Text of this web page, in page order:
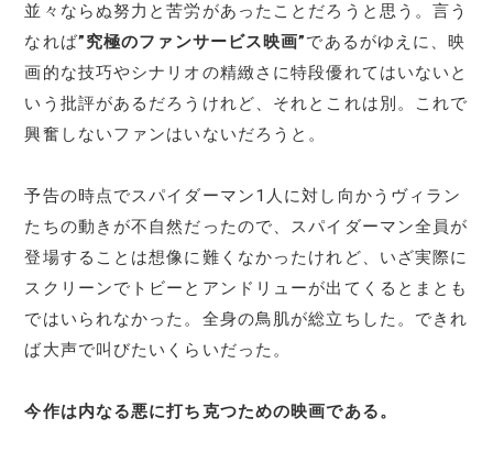
並々ならぬ努力と苦労があったことだろうと思う。言う
なれば”究極のファンサービス映画”であるがゆえに、映
画的な技巧やシナリオの精緻さに特段優れてはいないと
いう批評があるだろうけれど、それとこれは別。これで
興奮しないファンはいないだろうと。
予告の時点でスパイダーマン1人に対し向かうヴィラン
たちの動きが不自然だったので、スパイダーマン全員が
登場することは想像に難くなかったけれど、いざ実際に
スクリーンでトビーとアンドリューが出てくるとまとも
ではいられなかった。全身の鳥肌が総立ちした。できれ
ば大声で叫びたいくらいだった。
今作は内なる悪に打ち克つための映画である。